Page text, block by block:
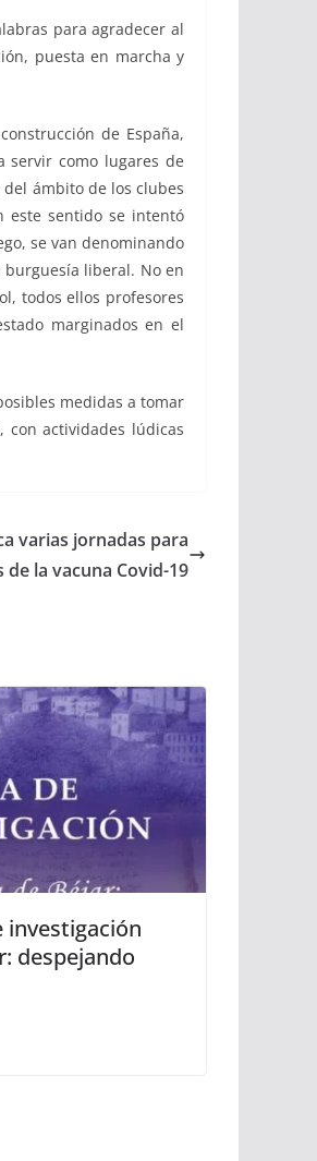
para agradecer al
puesta en marcha y
de España,
servir como lugares de
ámbito de los clubes
este sentido se intentó
se van denominando
liberal. No en
todos ellos profesores
marginados en el
medidas a tomar
actividades lúdicas
varias jornadas para
la vacuna Covid-19
investigación
despejando